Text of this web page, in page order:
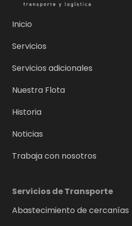
Inicio
Servicios
Servicios adicionales
Nuestra Flota
Historia
Noticias
Trabaja con nosotros
Servicios de Transporte
Abastecimiento de cercanías